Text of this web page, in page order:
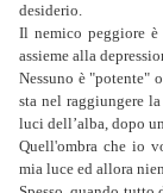
desiderio.
Il nemico peggiore
assieme alla
Nessuno è "potente"
sta nel raggiungere
luci dell’alba, dopo
Quell'ombra che io
mia luce ed allora